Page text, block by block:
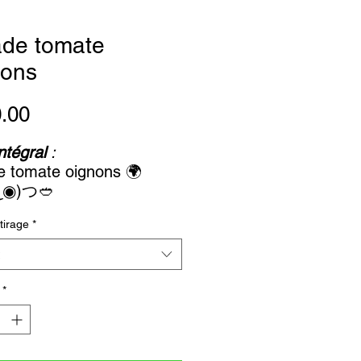
tomate
Price
:
tomate oignons 🌍
つ🥙
:
:
et terreur
*
*